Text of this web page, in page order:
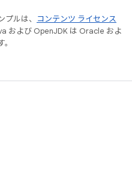
ルは、
コンテンツ ライセンス
および OpenJDK は Oracle およ